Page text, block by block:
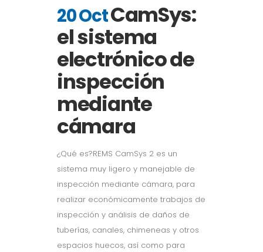
20 OctCamSys:
el sistema
electrónico de
inspección
mediante
cámara
¿Qué es?REMS CamSys 2 es un
sistema muy ligero y manejable de
inspección mediante cámara, para
realizar económicamente trabajos de
inspección y análisis de daños de
tuberías, canales, chimeneas y otros
espacios huecos, así como para